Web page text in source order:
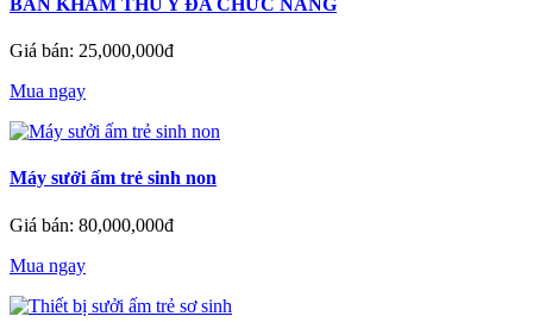
BÀN KHÁM THÚ Y ĐA CHỨC NĂNG
Giá bán: 25,000,000đ
Mua ngay
Máy sưởi ấm trẻ sinh non
Giá bán: 80,000,000đ
Mua ngay